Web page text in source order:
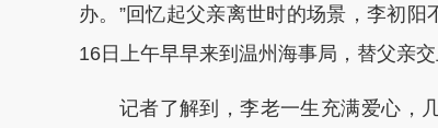
办。”回忆起父亲离世时的场景，李初
16日上午早早来到温州海事局，替父亲交
记者了解到，李老一生充满爱心，几